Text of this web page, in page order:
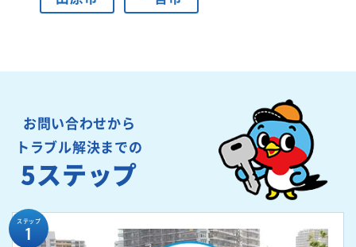
お問い合わせから
トラブル解決までの
5ステップ
ステップ
1